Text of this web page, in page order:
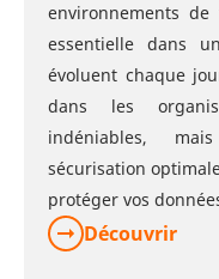
environnements
essentielle dans
évoluent chaque
dans les
indéniables,
sécurisation
protéger vos
Découvrir